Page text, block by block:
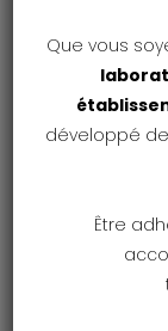
pour les
METHODES
fera par
Que vous
développé
Être